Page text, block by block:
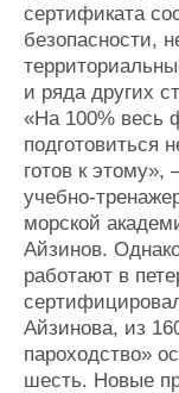
Пульс
Новости
Компании
Репутация
Работа
Крюинг
Журнал
Реклама
Конференции
Выставки и
Словарь
сертификата
безопасности,
и ряда других
«На 100% весь
подготовиться
готов к этому»,
учебно-
морской
Айзинов.
работают в
Айзинова, из
пароходство»
шесть. Новые